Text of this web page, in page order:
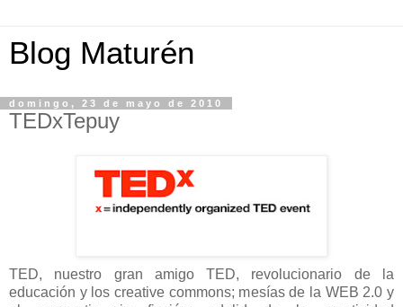
Blog Maturén
domingo, 23 de mayo de 2010
TEDxTepuy
TED, nuestro gran amigo TED, revolucionario de la
educación y los creative commons; mesías de la WEB 2.0 y